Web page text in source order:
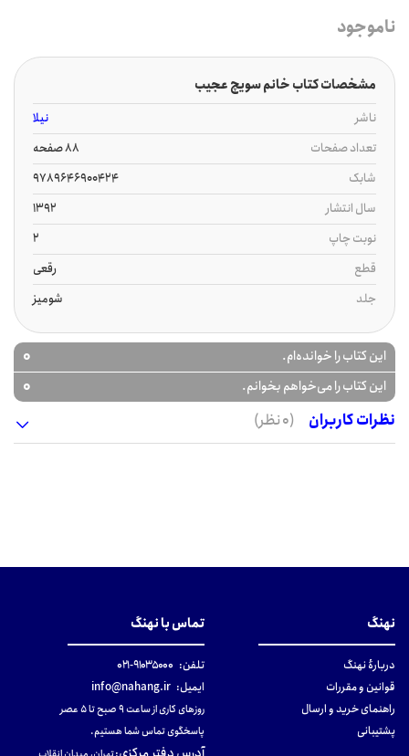
ناموجود
مشخصات کتاب خانم سویچ عجیب
ناشر
نیلا
تعداد صفحات
88 صفحه
شابک
9789646900424
سال انتشار
1392
نوبت چاپ
2
قطع
رقعی
جلد
شومیز
این کتاب را خوانده‌ام. 0
این کتاب را می‌خواهم بخوانم.
0
نظرات کاربران
(0 نظر)
نهنگ
دربارهٔ نهنگ
قوانین و مقررات
راهنمای خرید و ارسال
پشتیبانی
تماس با نهنگ
تلفن: ۹۱۰۳۵۰۰۰-۰۲۱
ایمیل: info@nahang.ir
روزهای کاری از ساعت ۹ صبح تا ۵ عصر
پاسخگوی تماس شما هستیم.